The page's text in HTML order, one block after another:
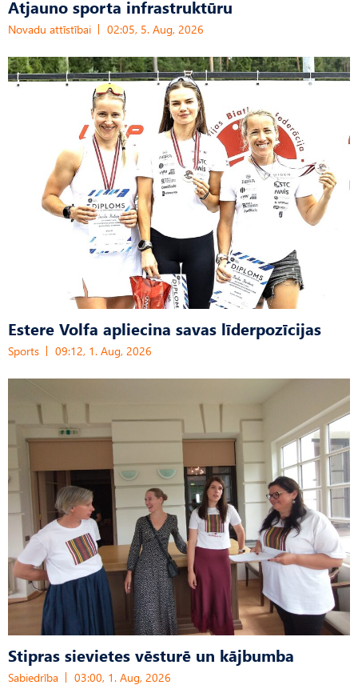
Atjauno sporta infrastruktūru
Novadu attīstībai 02:05, 5. Aug, 2026
Estere Volfa apliecina savas līderpozīcijas
Sports 09:12, 1. Aug, 2026
Stipras sievietes vēsturē un kājbumba
Sabiedrība 03:00, 1. Aug, 2026